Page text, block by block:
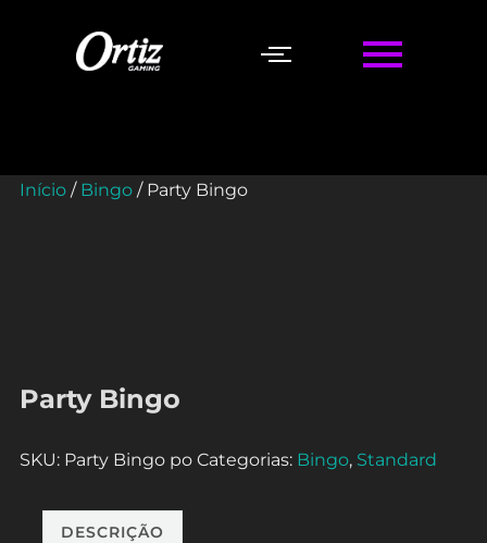
Início/ Bingo/ Party Bingo
Party Bingo
SKU: Party Bingo po Categorias: Bingo, Standard
DESCRIÇÃO